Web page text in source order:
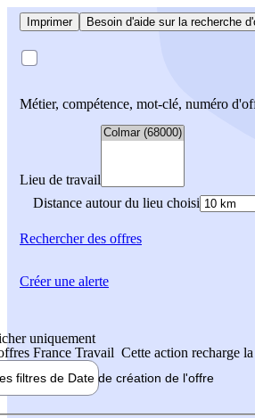
Imprimer Besoin d'aide sur la recherche
Métier, compétence, mot-clé, numéro
Lieu de travail
Distance autour du lieu choisi
Rechercherdes offres
uniquement
France Travail Cette action recharge
filtres de Date de création de l'offre
Créer une alerte